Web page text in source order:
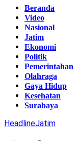
Beranda
Video
Nasional
Jatim
Ekonomi
Politik
Pemerintahan
Olahraga
Gaya Hidup
Kesehatan
Surabaya
HeadlineJatim